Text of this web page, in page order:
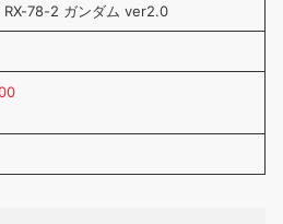
RX-78-2 ガンダム ver2.0